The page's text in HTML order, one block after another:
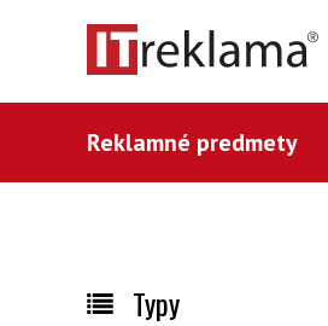
Reklamné predmety
Typy